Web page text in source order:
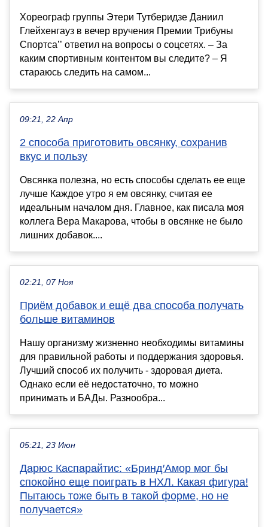
Хореограф группы Этери Тутберидзе Даниил
Глейхенгауз в вечер вручения Премии Трибуны
Спортса’’ ответил на вопросы о соцсетях. – За
каким спортивным контентом вы следите? – Я
стараюсь следить на самом...
09:21, 22 Апр
2 способа приготовить овсянку, сохранив
вкус и пользу
Овсянка полезна, но есть способы сделать ее еще
лучше Каждое утро я ем овсянку, считая ее
идеальным началом дня. Главное, как писала моя
коллега Вера Макарова, чтобы в овсянке не было
лишних добавок....
02:21, 07 Ноя
Приём добавок и ещё два способа получать
больше витаминов
Нашу организму жизненно необходимы витамины
для правильной работы и поддержания здоровья.
Лучший способ их получить - здоровая диета.
Однако если её недостаточно, то можно
принимать и БАДы. Разнообра...
05:21, 23 Июн
Дарюс Каспарайтис: «Бринд′Амор мог бы
спокойно еще поиграть в НХЛ. Какая фигура!
Пытаюсь тоже быть в такой форме, но не
получается»